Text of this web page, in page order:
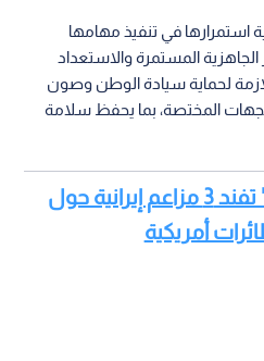
استمرارها في تنفيذ مهامها
الجاهزية المستمرة والاستعداد
لحماية سيادة الوطن وصون
المختصة، بما يحفظ سلامة
اقرأ أيضا: "سينتكوم" تفند 3 مزاعم إيرانية حول
أمريكية